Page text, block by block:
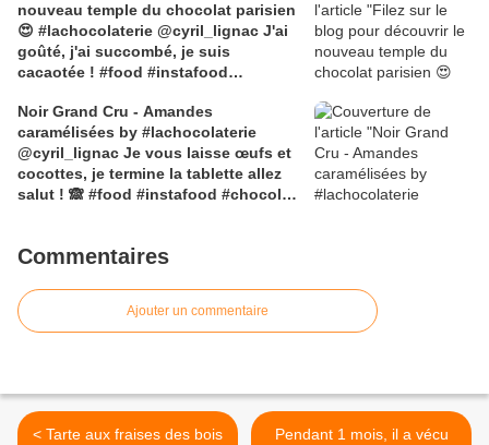
nouveau temple du chocolat parisien
😍 #lachocolaterie @cyril_lignac J'ai
goûté, j'ai succombé, je suis
cacaotée ! #food #instafood
#gourmandcroquant #cyrillignac
@benoitcouvrand @La Chocolaterie
Cyril Lignac
Noir Grand Cru - Amandes
caramélisées by #lachocolaterie
@cyril_lignac Je vous laisse œufs et
cocottes, je termine la tablette allez
salut ! 🙈 #food #instafood #chocolat
Commentaires
Ajouter un commentaire
< Tarte aux fraises des bois
Pendant 1 mois, il a vécu